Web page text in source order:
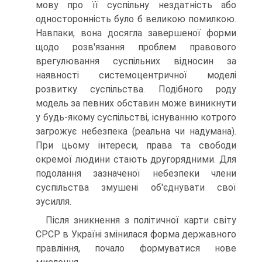
мову про її суспільну нездатність або
односторонність було б великою помилкою.
Навпаки, вона досягла завершеної форми
щодо розв'язання проблем правового
врегулювання суспільних відносин за
наявності системоцентричної моделі
розвитку суспільства. Подібного роду
модель за певних обставин може виникнути
у будь-якому суспільстві, існуванню котрого
загрожує небезпека (реальна чи надумана).
При цьому інтереси, права та свободи
окремої людини стають другорядними. Для
подолання зазначеної небезпеки члени
суспільства змушені об'єднувати свої
зусилля.
Після зникнення з політичної карти світу
СРСР в Україні змінилася форма державного
правління, почало формуватися нове